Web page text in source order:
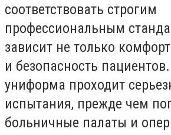
соответствовать строгим
профессиональным
зависит не только
и безопасность
униформа проходит
испытания, прежде чем
больничные палаты и